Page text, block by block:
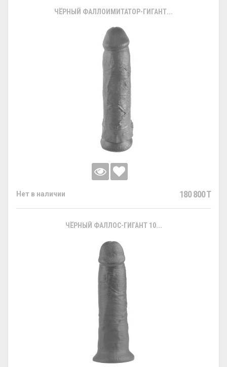
ЧЁРНЫЙ ФАЛЛОИМИТАТОР-ГИГАНТ...
Нет в наличии 180 800 T
ЧЁРНЫЙ ФАЛЛОС-ГИГАНТ 10...